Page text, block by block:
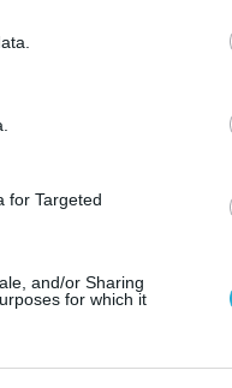
for Targeted
and/or Sharing
for which it
συνεργασίας του
έργων κοινής
πολιτών.
διαχρονικά
της